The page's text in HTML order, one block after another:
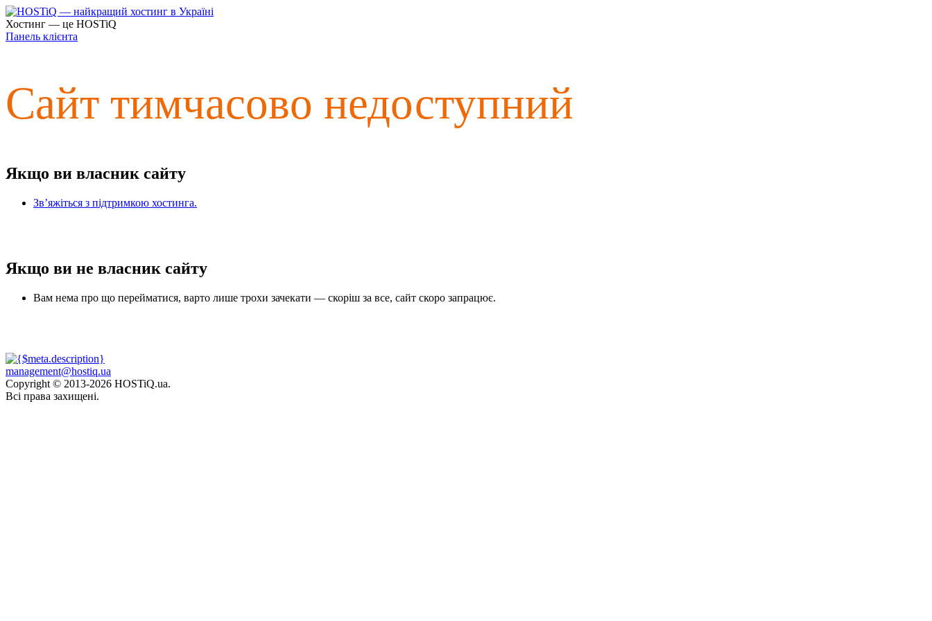
Хостинг — це HOSTiQ
Панель клієнта
Сайт тимчасово недоступний
Якщо ви власник сайту
Зв’яжіться з підтримкою хостинга.
Якщо ви не власник сайту
Вам нема про що перейматися, варто лише трохи зачекати — скоріш за все, сайт скоро запрацює.
management@hostiq.ua
Copyright © 2013-2026 HOSTiQ.ua.
Всі права захищені.